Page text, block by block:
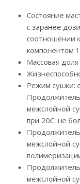
Состояние
с заранее
соотношении
компонентом
Массовая
Режим сушки:
межслойной
при 20С: не
межслойной
межслойной